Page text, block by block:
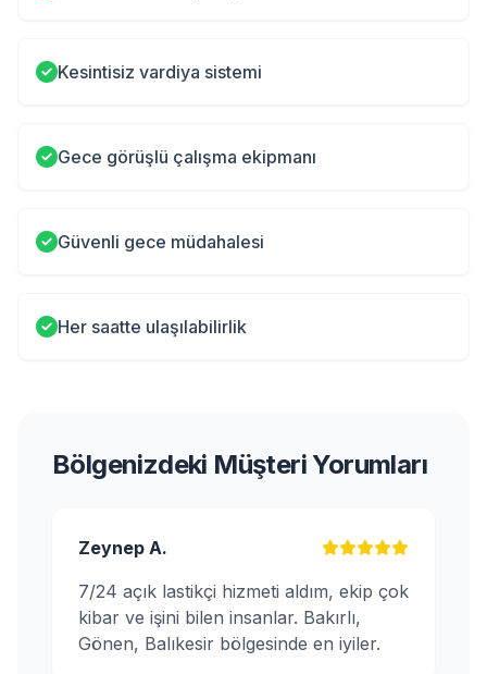
Kesintisiz vardiya sistemi
Gece görüşlü çalışma ekipmanı
Güvenli gece müdahalesi
Her saatte ulaşılabilirlik
Bölgenizdeki Müşteri Yorumları
Zeynep A.
7/24 açık lastikçi hizmeti aldım, ekip çok
kibar ve işini bilen insanlar. Bakırlı,
Gönen, Balıkesir bölgesinde en iyiler.